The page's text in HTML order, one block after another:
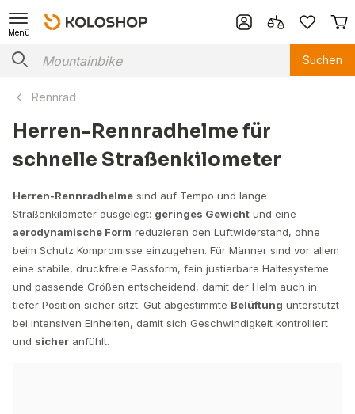
Menü
Suchen
Rennrad
Herren-Rennradhelme für
schnelle Straßenkilometer
Herren-Rennradhelme sind auf Tempo und lange
Straßenkilometer ausgelegt: geringes Gewicht und eine
aerodynamische Form reduzieren den Luftwiderstand, ohne
beim Schutz Kompromisse einzugehen. Für Männer sind vor allem
eine stabile, druckfreie Passform, fein justierbare Haltesysteme
und passende Größen entscheidend, damit der Helm auch in
tiefer Position sicher sitzt. Gut abgestimmte Belüftung unterstützt
bei intensiven Einheiten, damit sich Geschwindigkeit kontrolliert
und sicher anfühlt.